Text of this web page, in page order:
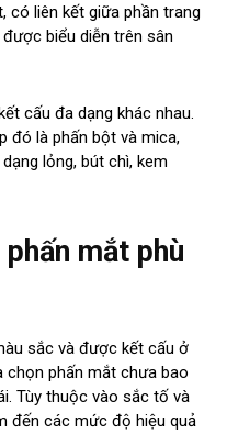
có liên kết giữa phần trang
biểu diễn trên sân
cấu đa dạng khác nhau.
đó là phấn bột và mica,
lỏng, bút chì, kem
mắt phù
sắc và được kết cấu ở
chọn phấn mắt chưa bao
Tùy thuộc vào sắc tố và
đến các mức độ hiệu quả